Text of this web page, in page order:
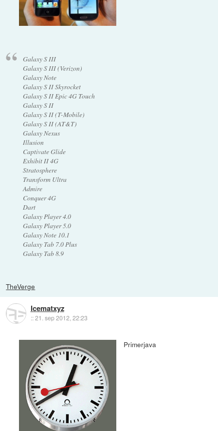
Galaxy S III
Galaxy S III (Verizon)
Galaxy Note
Galaxy S II Skyrocket
Galaxy S II Epic 4G Touch
Galaxy S II
Galaxy S II (T-Mobile)
Galaxy S II (AT&T)
Galaxy Nexus
Illusion
Captivate Glide
Exhibit II 4G
Stratosphere
Transform Ultra
Admire
Conquer 4G
Dart
Galaxy Player 4.0
Galaxy Player 5.0
Galaxy Note 10.1
Galaxy Tab 7.0 Plus
Galaxy Tab 8.9
TheVerge
Icematxyz
::21. sep 2012, 22:23
Primerjava